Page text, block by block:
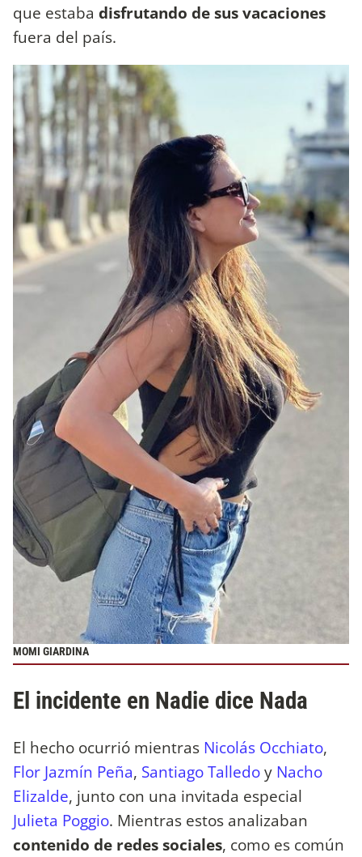
que estaba disfrutando de sus vacaciones
fuera del país.
MOMI GIARDINA
El incidente en Nadie dice Nada
El hecho ocurrió mientras Nicolás Occhiato,
Flor Jazmín Peña, Santiago Talledoy Nacho
Elizalde, junto con una invitada especial
Julieta Poggio. Mientras estos analizaban
contenido de redes sociales, como es común